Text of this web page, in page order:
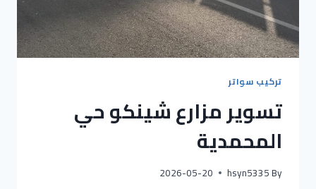
تركيب سواتر
تسوير مزارع شينكو حي
المحمدية
By
hsyn5335
2026-05-20